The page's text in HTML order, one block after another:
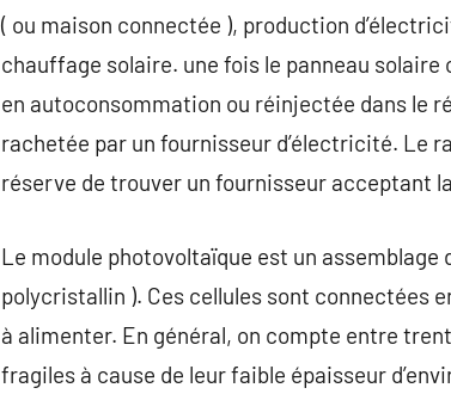
( ou maison connectée ), production
chauffage solaire. une fois le panneau
en autoconsommation ou réinjectée dans le
rachetée par un fournisseur d’électricité. Le
réserve de trouver un fournisseur acceptant
Le module photovoltaïque est un
polycristallin ). Ces cellules sont connectées
à alimenter. En général, on compte entre
fragiles à cause de leur faible épaisseur